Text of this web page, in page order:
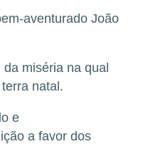
aventurado João
miséria na qual
natal.
e
a favor dos